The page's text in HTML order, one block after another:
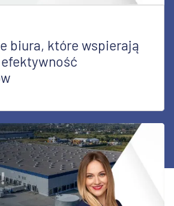
biura, które wspierają